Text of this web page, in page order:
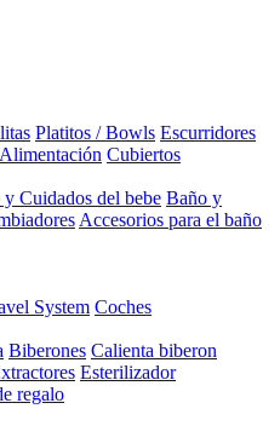
Platitos / Bowls Escurridores
Alimentación Cubiertos
Cuidados del bebe Baño y
Accesorios para el baño
System Coches
Biberones Calienta biberon
Esterilizador
regalo